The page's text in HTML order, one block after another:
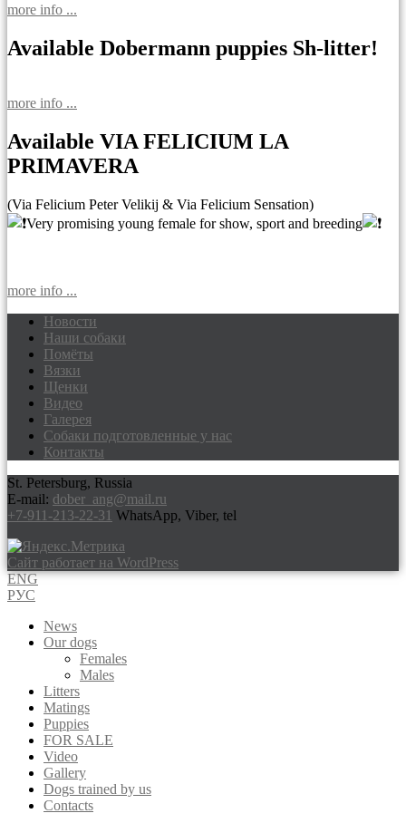
more info ...
Available Dobermann puppies Sh-litter!
more info ...
Available VIA FELICIUM LA
PRIMAVERA
(Via Felicium Peter Velikij & Via Felicium Sensation)
Very promising young female for show, sport and breeding
more info ...
Доберманы питомник Via Felicium,
щенки добермана
Новости
Наши собаки
Помёты
Вязки
Щенки
Видео
Галерея
Собаки подготовленные у нас
Контакты
St. Petersburg, Russia
E-mail: dober_ang@mail.ru
+7-911-213-22-31 WhatsApp, Viber, tel
Сайт работает на WordPress
ENG
РУС
News
Our dogs
Females
Males
Litters
Matings
Puppies
FOR SALE
Video
Gallery
Dogs trained by us
Contacts